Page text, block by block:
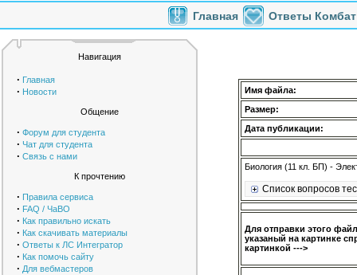
Главная Ответы Комбат
Навигация
· Главная
· Новости
Общение
· Форум для студента
· Чат для студента
· Связь с нами
К прочтению
· Правила сервиса
· FAQ / ЧаВО
· Как правильно искать
· Как скачивать материалы
· Ответы к ЛС Интегратор
· Как помочь сайту
· Для вебмастеров
Имя файла:
Размер:
Дата публикации:
Биология (11 кл. БП) -
Список вопросов
Для отправки этого
указаный на картинке
картинкой --->